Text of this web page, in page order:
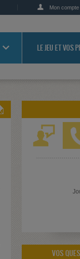
Mon compte
LE JEU ET VOS
VOS